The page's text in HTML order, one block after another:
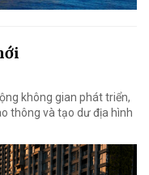
không gian phát triển,
thông và tạo dư địa hình